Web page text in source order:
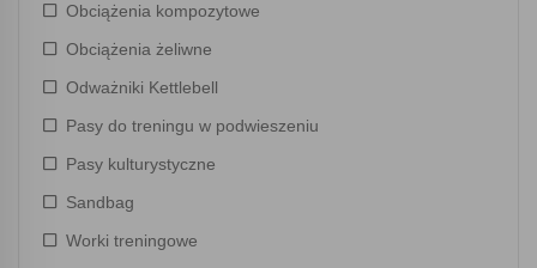
Obciążenia kompozytowe
Obciążenia żeliwne
Odważniki Kettlebell
Pasy do treningu w podwieszeniu
Pasy kulturystyczne
Sandbag
Worki treningowe